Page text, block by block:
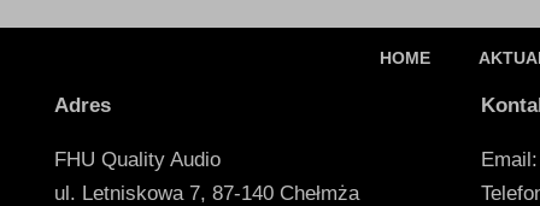
HOME
Adres
FHU Quality Audio
ul. Letniskowa 7, 87-140 Chełmża